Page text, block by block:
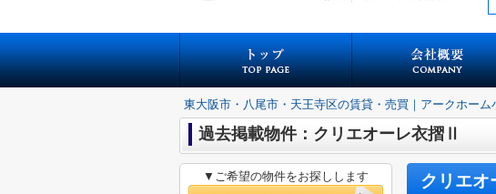
東大阪市・八尾市・天王寺区の賃貸・売買｜アークホー
過去掲載物件：クリエオーレ衣摺Ⅱ
クリエオ
▼ご希望の物件をお探しします